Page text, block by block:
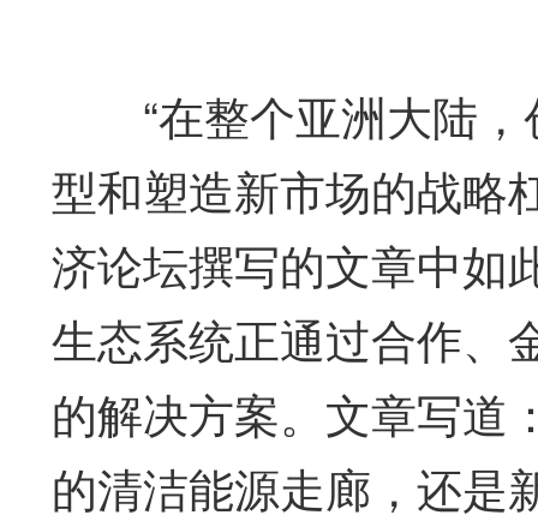
“在整个亚洲大陆，
型和塑造新市场的战略
济论坛撰写的文章中如
生态系统正通过合作、
的解决方案。文章写道
的清洁能源走廊，还是